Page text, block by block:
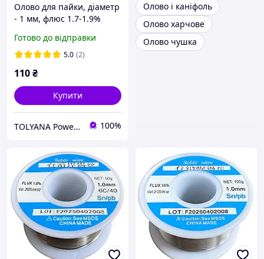
Олово для пайки, діаметр
- 1 мм, флюс 1.7-1.9%
Готово до відправки
5.0 (2)
110₴
Купити
TOLYANA Power Store 100%
Олово і каніфоль
Олово харчове
Олово чушка